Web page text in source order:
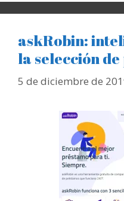
askRobin:
la selección
5 de diciembre de